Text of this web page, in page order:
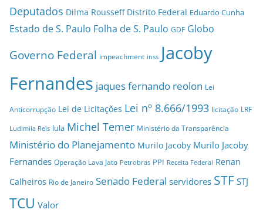
Deputados Dilma Rousseff Distrito Federal Eduardo Cunha
Estado de S. Paulo Folha de S. Paulo GDF Globo
Governo Federal impeachment inss Jacoby
Fernandes jaques fernando reolon Lei
Anticorrupção Lei de Licitações Lei nº 8.666/1993 licitação LRF
Ludimila Reis lula Michel Temer Ministério da Transparência
Ministério do Planejamento Murilo Jacoby Murilo Jacoby
Fernandes Operação Lava Jato Petrobras PPI Receita Federal Renan
Calheiros Rio de Janeiro Senado Federal servidores STF STJ
TCU Valor